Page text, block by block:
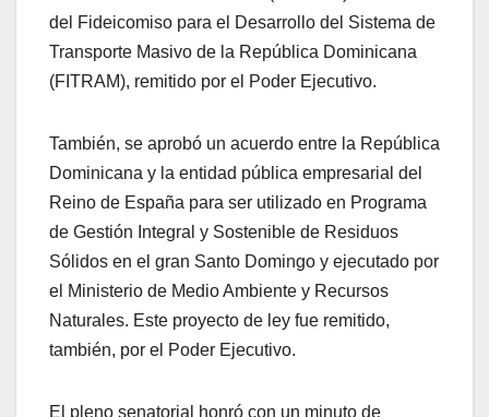
del Fideicomiso para el Desarrollo del Sistema de
Transporte Masivo de la República Dominicana
(FITRAM), remitido por el Poder Ejecutivo.
También, se aprobó un acuerdo entre la República
Dominicana y la entidad pública empresarial del
Reino de España para ser utilizado en Programa
de Gestión Integral y Sostenible de Residuos
Sólidos en el gran Santo Domingo y ejecutado por
el Ministerio de Medio Ambiente y Recursos
Naturales. Este proyecto de ley fue remitido,
también, por el Poder Ejecutivo.
El pleno senatorial honró con un minuto de